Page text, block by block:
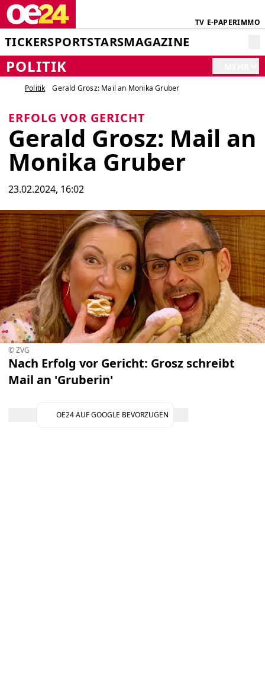
TV E-PAPERIMMO
TICKERSPORTSTARSMAGAZINE
POLITIK
Politik Gerald Grosz: Mail an Monika Gruber
ERFOLG VOR GERICHT
Gerald Grosz: Mail an
Monika Gruber
23.02.2024, 16:02
© ZVG
Nach Erfolg vor Gericht: Grosz schreibt
Mail an 'Gruberin'
OE24 AUF GOOGLE BEVORZUGEN